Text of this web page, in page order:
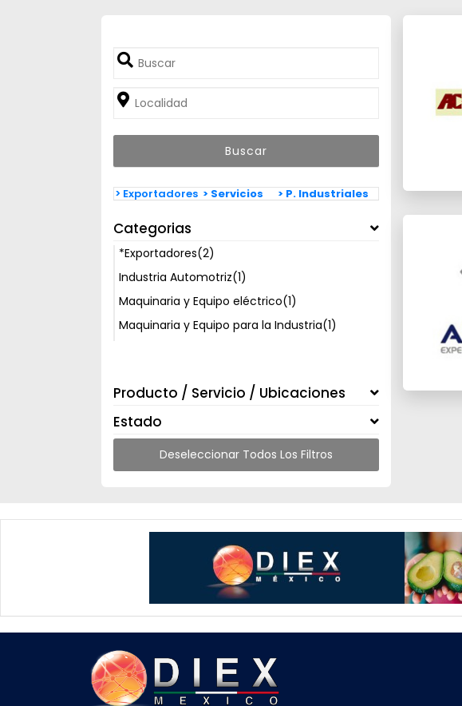
> Exportadores > Servicios > P. Industriales
Categorias
*Exportadores(2)
Industria Automotriz(1)
Maquinaria y Equipo eléctrico(1)
Maquinaria y Equipo para la Industria(1)
Producto / Servicio / Ubicaciones
Estado
Deseleccionar Todos Los Filtros